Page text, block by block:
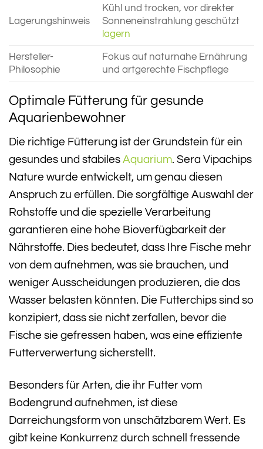
Lagerungshinweis
Kühl und trocken, vor direkter
Sonneneinstrahlung geschützt
lagern
Hersteller-
Philosophie
Fokus auf naturnahe Ernährung
und artgerechte Fischpflege
Optimale Fütterung für gesunde
Aquarienbewohner
Die richtige Fütterung ist der Grundstein für ein
gesundes und stabiles Aquarium. Sera Vipachips
Nature wurde entwickelt, um genau diesen
Anspruch zu erfüllen. Die sorgfältige Auswahl der
Rohstoffe und die spezielle Verarbeitung
garantieren eine hohe Bioverfügbarkeit der
Nährstoffe. Dies bedeutet, dass Ihre Fische mehr
von dem aufnehmen, was sie brauchen, und
weniger Ausscheidungen produzieren, die das
Wasser belasten könnten. Die Futterchips sind so
konzipiert, dass sie nicht zerfallen, bevor die
Fische sie gefressen haben, was eine effiziente
Futterverwertung sicherstellt.
Besonders für Arten, die ihr Futter vom
Bodengrund aufnehmen, ist diese
Darreichungsform von unschätzbarem Wert. Es
gibt keine Konkurrenz durch schnell fressende